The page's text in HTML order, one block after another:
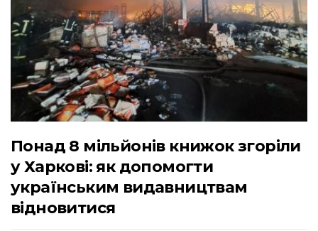
Понад 8 мільйонів книжок згоріли
у Харкові: як допомогти
українським видавництвам
відновитися